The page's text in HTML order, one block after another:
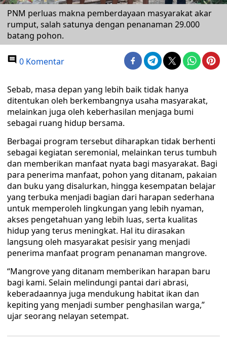
PNM perluas makna pemberdayaan masyarakat akar
rumput, salah satunya dengan penanaman 29.000
batang pohon.
0 Komentar
Sebab, masa depan yang lebih baik tidak hanya
ditentukan oleh berkembangnya usaha masyarakat,
melainkan juga oleh keberhasilan menjaga bumi
sebagai ruang hidup bersama.
Berbagai program tersebut diharapkan tidak berhenti
sebagai kegiatan seremonial, melainkan terus tumbuh
dan memberikan manfaat nyata bagi masyarakat. Bagi
para penerima manfaat, pohon yang ditanam, pakaian
dan buku yang disalurkan, hingga kesempatan belajar
yang terbuka menjadi bagian dari harapan sederhana
untuk memperoleh lingkungan yang lebih nyaman,
akses pengetahuan yang lebih luas, serta kualitas
hidup yang terus meningkat. Hal itu dirasakan
langsung oleh masyarakat pesisir yang menjadi
penerima manfaat program penanaman mangrove.
“Mangrove yang ditanam memberikan harapan baru
bagi kami. Selain melindungi pantai dari abrasi,
keberadaannya juga mendukung habitat ikan dan
kepiting yang menjadi sumber penghasilan warga,”
ujar seorang nelayan setempat.